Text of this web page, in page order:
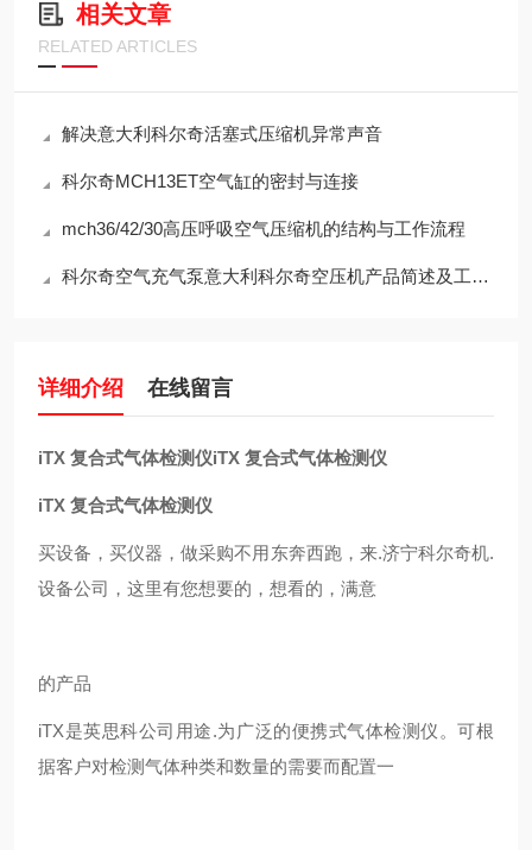
相关文章
RELATED ARTICLES
解决意大利科尔奇活塞式压缩机异常声音
科尔奇MCH13ET空气缸的密封与连接
mch36/42/30高压呼吸空气压缩机的结构与工作流程
科尔奇空气充气泵意大利科尔奇空压机产品简述及工作原理
详细介绍 在线留言
iTX 复合式气体检测仪iTX 复合式气体检测仪
iTX 复合式气体检测仪
买设备，买仪器，做采购不用东奔西跑，来.济宁科尔奇机.
设备公司，这里有您想要的，想看的，满意
的产品
iTX是英思科公司用途.为广泛的便携式气体检测仪。可根
据客户对检测气体种类和数量的需要而配置一